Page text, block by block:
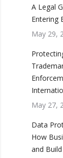
A Legal
Entering
May 29,
May 27,
Data
How
and